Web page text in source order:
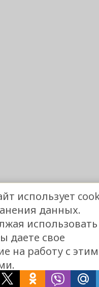
использует
данных.
использовать
даете свое
на работу с